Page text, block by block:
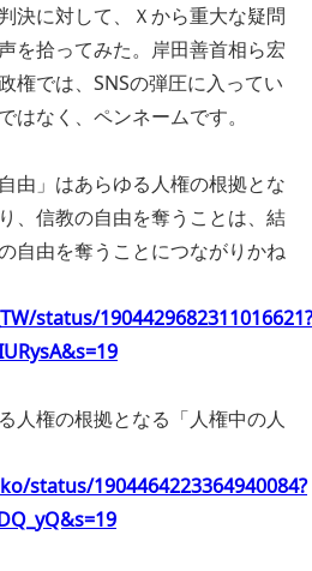
決に対して、Ｘから重大な疑問
を拾ってみた。岸田善首相ら宏
権では、SNSの弾圧に入ってい
はなく、ペンネームです。
由」はあらゆる人権の根拠とな
、信教の自由を奪うことは、結
自由を奪うことにつながりかね
status/1904429682311016621?
人権の根拠となる「人権中の人
status/1904464223364940084?